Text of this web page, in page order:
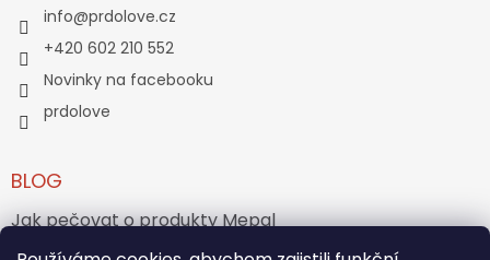
info@prdolove.cz
+420 602 210 552
Novinky na facebooku
prdolove
BLOG
Jak pečovat o produkty Mepal